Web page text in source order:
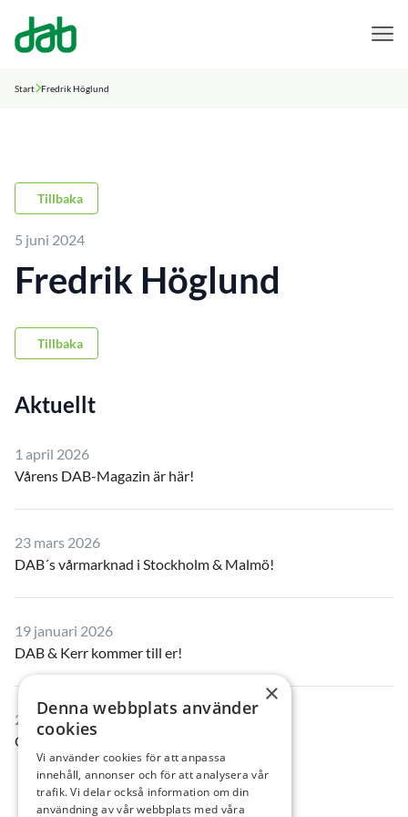
DAB Dental
Start Fredrik Höglund
Tillbaka
5 juni 2024
Fredrik Höglund
Tillbaka
Aktuellt
1 april 2026
Vårens DAB-Magazin är här!
23 mars 2026
DAB´s vårmarknad i Stockholm & Malmö!
19 januari 2026
DAB & Kerr kommer till er!
23 december 2025
Öppettider i jul- och nyårshelgen
×
Denna webbplats använder
cookies
Vi använder cookies för att anpassa
innehåll, annonser och för att analysera vår
trafik. Vi delar också information om din
användning av vår webbplats med våra